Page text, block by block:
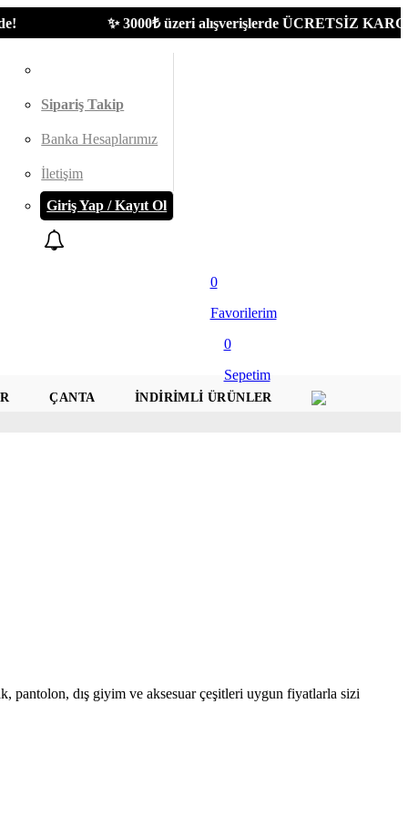
✨ 3000₺ üzeri alışverişlerde ÜCRETSİZ KARGO |
Sipariş Takip
Banka Hesaplarımız
İletişim
Giriş Yap / Kayıt Ol
0
Favorilerim
0
Sepetim
ÇANTA
İNDIRIMLI ÜRÜNLER
pantolon, dış giyim ve aksesuar çeşitleri uygun fiyatlarla sizi